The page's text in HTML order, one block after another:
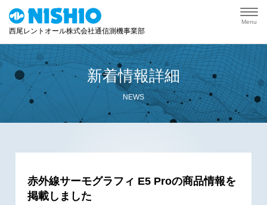
西尾レントオール株式会社通信測機事業部
Menu
新着情報詳細
NEWS
赤外線サーモグラフィ E5 Proの商品情報を
掲載しました